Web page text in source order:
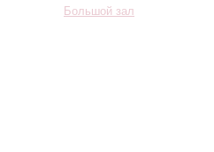
Большой зал